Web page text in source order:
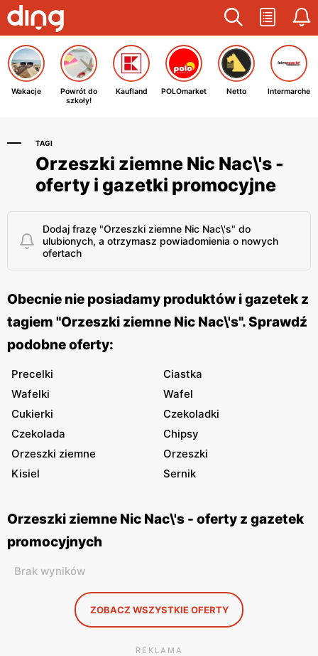
Wakacje
Powrót do
szkoły!
Kaufland POLOmarket Netto Intermarche
TAGI
Orzeszki ziemne Nic Nac\'s -
oferty i gazetki promocyjne
Dodaj frazę "Orzeszki ziemne Nic Nac\'s" do
ulubionych, a otrzymasz powiadomienia o nowych
ofertach
Obecnie nie posiadamy produktów i gazetek z
tagiem "Orzeszki ziemne Nic Nac\'s". Sprawdź
podobne oferty:
Precelki
Ciastka
Wafelki
Wafel
Cukierki
Czekoladki
Czekolada
Chipsy
Orzeszki ziemne
Orzeszki
Kisiel
Sernik
Orzeszki ziemne Nic Nac\'s - oferty z gazetek
promocyjnych
Brak wyników
ZOBACZ WSZYSTKIE OFERTY
REKLAMA